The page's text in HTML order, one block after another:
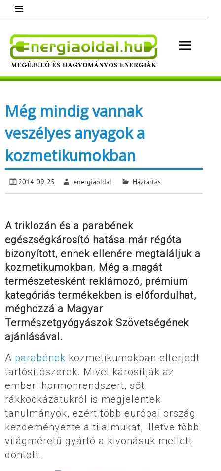
content
Megújuló és hagyományos energiák.
Még mindig vannak
veszélyes anyagok a
kozmetikumokban
2014-09-25 energiaoldal Háztartás
A triklozán és a parabének
egészségkárosító hatása már régóta
bizonyított, ennek ellenére megtaláljuk a
kozmetikumokban. Még a magát
természetesként reklámozó, prémium
kategóriás termékekben is előfordulhat,
méghozzá a Magyar
Természetgyógyászok Szövetségének
ajánlásával.
A parabének kozmetikumokban elterjedt
tartósítószerek. Mivel károsítják az
emberi hormonrendszert, sőt
rákkockázatukról is megjelentek
tanulmányok, ezért több európai ország
kezdeményezte a tilalmukat, illetve több
világméretű gyártó a kivonásuk mellett
döntött.